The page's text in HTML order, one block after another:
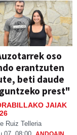
oso
erantzuten
beti daude
prest"
JAIAK
Ruiz Telleria